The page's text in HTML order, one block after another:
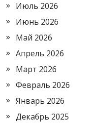
Июль 2026
Июнь 2026
Май 2026
Апрель 2026
Март 2026
Февраль 2026
Январь 2026
Декабрь 2025